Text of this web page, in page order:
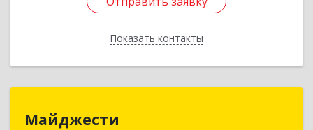
Показать контакты
Назад
Майджести